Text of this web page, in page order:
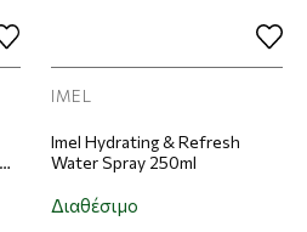
IMEL
Imel Hydrating & Refresh
Water Spray 250ml
Διαθέσιμο